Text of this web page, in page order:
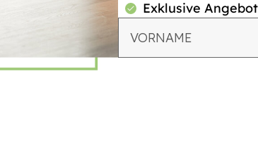
Exklusive